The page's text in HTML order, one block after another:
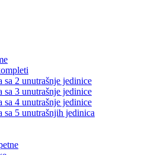
sa 2 unutrašnje jedinice
sa 3 unutrašnje jedinice
sa 4 unutrašnje jedinice
sa 5 unutrašnjih jedinica